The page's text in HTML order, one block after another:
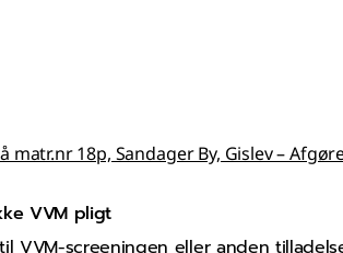
matr.nr 18p, Sandager By, Gislev –
VVM pligt
VVM-screeningen eller anden